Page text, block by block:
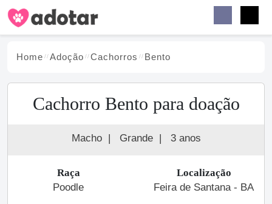
Home Adoção Cachorros Bento
Cachorro Bento para doação
Macho | Grande | 3 anos
Raça
Poodle
Localização
Feira de Santana - BA